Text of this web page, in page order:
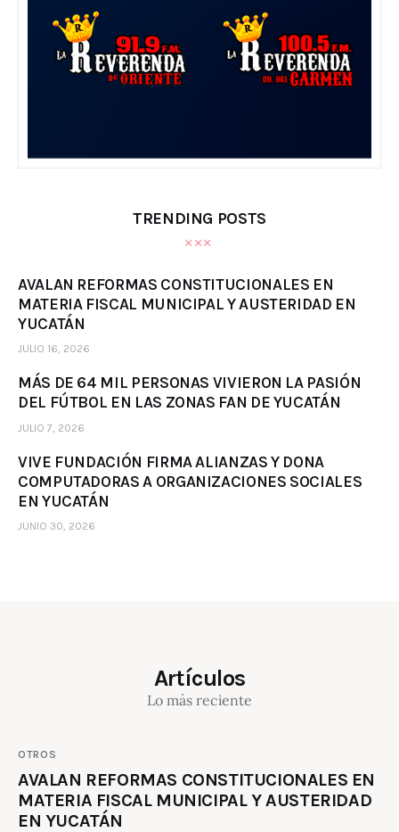
TRENDING POSTS
AVALAN REFORMAS CONSTITUCIONALES EN
MATERIA FISCAL MUNICIPAL Y AUSTERIDAD EN
YUCATÁN
JULIO 16, 2026
MÁS DE 64 MIL PERSONAS VIVIERON LA PASIÓN
DEL FÚTBOL EN LAS ZONAS FAN DE YUCATÁN
JULIO 7, 2026
VIVE FUNDACIÓN FIRMA ALIANZAS Y DONA
COMPUTADORAS A ORGANIZACIONES SOCIALES
EN YUCATÁN
JUNIO 30, 2026
Artículos
Lo más reciente
OTROS
AVALAN REFORMAS CONSTITUCIONALES EN
MATERIA FISCAL MUNICIPAL Y AUSTERIDAD
EN YUCATÁN